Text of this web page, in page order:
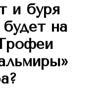
и буря
на